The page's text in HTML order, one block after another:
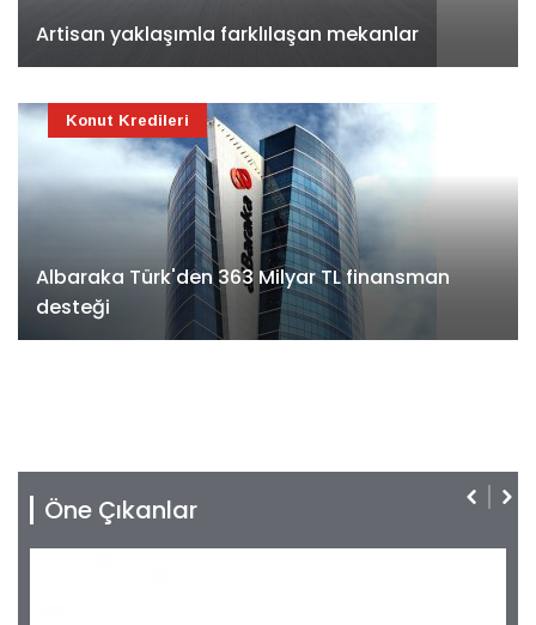
Artisan yaklaşımla farklılaşan mekanlar
Albaraka Türk'den 363 Milyar TL finansman
desteği
Konut Kredileri
Öne Çıkanlar